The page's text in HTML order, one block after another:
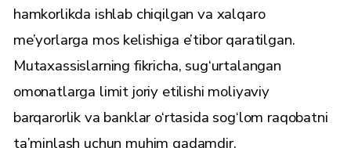
hamkorlikda ishlab chiqilgan va xalqaro
me’yorlarga mos kelishiga e’tibor qaratilgan.
Mutaxassislarning fikricha, sug‘urtalangan
omonatlarga limit joriy etilishi moliyaviy
barqarorlik va banklar o‘rtasida sog‘lom raqobatni
ta’minlash uchun muhim qadamdir.